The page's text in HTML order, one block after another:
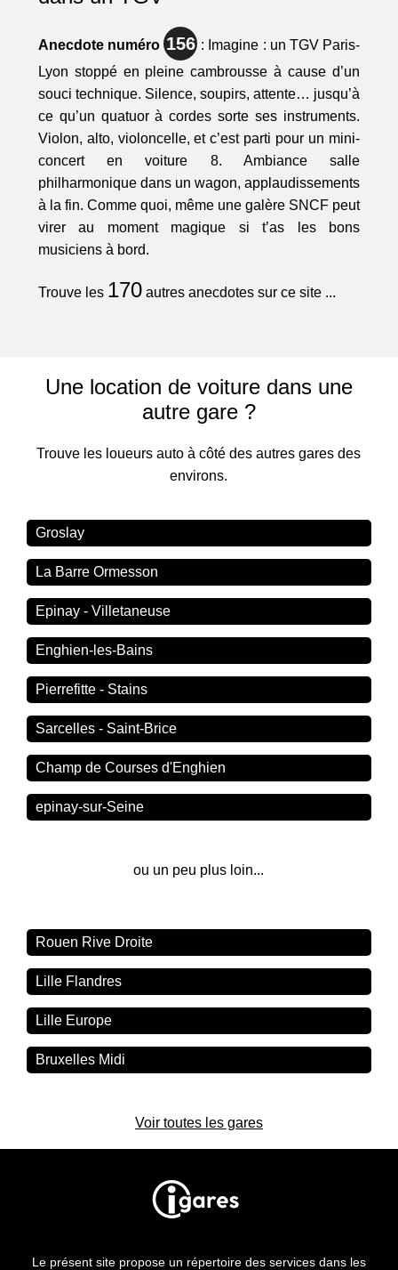
Anecdote numéro 156 : Imagine : un TGV Paris-
Lyon stoppé en pleine cambrousse à cause d’un
souci technique. Silence, soupirs, attente… jusqu’à
ce qu’un quatuor à cordes sorte ses instruments.
Violon, alto, violoncelle, et c’est parti pour un mini-
concert en voiture 8. Ambiance salle
philharmonique dans un wagon, applaudissements
à la fin. Comme quoi, même une galère SNCF peut
virer au moment magique si t’as les bons
musiciens à bord.
Trouve les 170autres anecdotes sur ce site ...
Une location de voiture dans une
autre gare ?
Trouve les loueurs auto à côté des autres gares des
environs.
Groslay
La Barre Ormesson
Epinay - Villetaneuse
Enghien-les-Bains
Pierrefitte - Stains
Sarcelles - Saint-Brice
Champ de Courses d'Enghien
epinay-sur-Seine
ou un peu plus loin...
Rouen Rive Droite
Lille Flandres
Lille Europe
Bruxelles Midi
Voir toutes les gares
Le présent site propose un répertoire des services dans les